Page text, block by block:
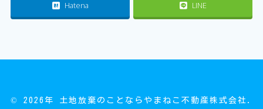
Hatena LINE
© 2026年 土地放棄のことならやまねこ不動産株式会社.